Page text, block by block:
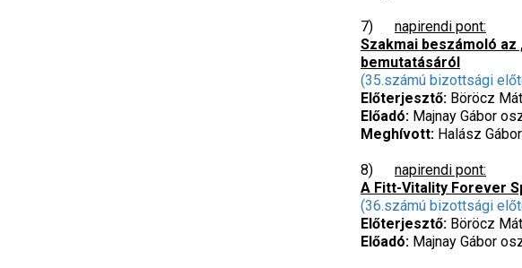
7) napirendi pont:
Szakmai beszámoló
bemutatásáról
(35.számú bizottsági
Előterjesztő: Böröcz
Előadó: Majnay Gábor
Meghívott: Halász
8) napirendi pont:
A Fitt-Vitality Forever
(36.számú bizottsági
Előterjesztő: Böröcz
Előadó: Majnay Gábor